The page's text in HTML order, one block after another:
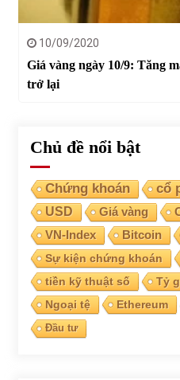
10/09/2020
Giá vàng ngày 10/9: Tăng
trở lại
Chủ đề nổi bật
Chứng khoán cổ
USD
Giá vàng
VN-Index Bitcoin
Sự kiện chứng khoán
tiền kỹ thuật số
Tỷ
Ngoại tệ
Ethereum
Đầu tư